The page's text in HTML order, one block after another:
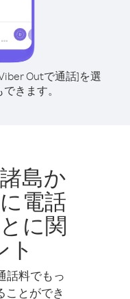
Outで通話]を選
きます。
島か
電話
に関
ト
話料でもっ
ことができ